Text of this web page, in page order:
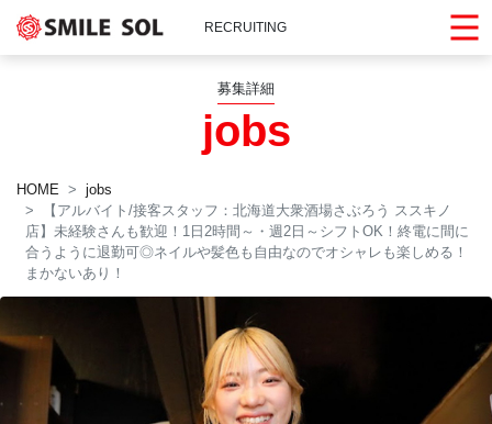
RECRUITING
募集詳細
jobs
HOME
jobs
【アルバイト/接客スタッフ：北海道大衆酒場さぶろう ススキノ
店】未経験さんも歓迎！1日2時間～・週2日～シフトOK！終電に間に
合うように退勤可◎ネイルや髪色も自由なのでオシャレも楽しめる！
まかないあり！